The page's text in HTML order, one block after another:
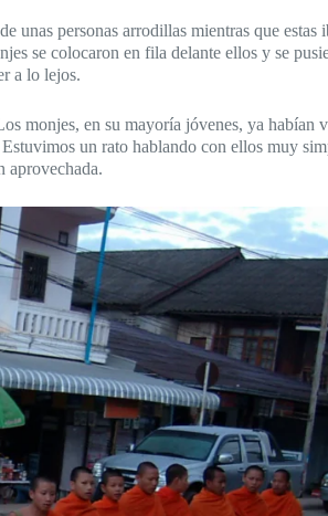
unas personas arrodillas mientras que estas
se colocaron en fila delante ellos y se
a lo lejos.
monjes, en su mayoría jóvenes, ya habían
un rato hablando con ellos muy
aprovechada.